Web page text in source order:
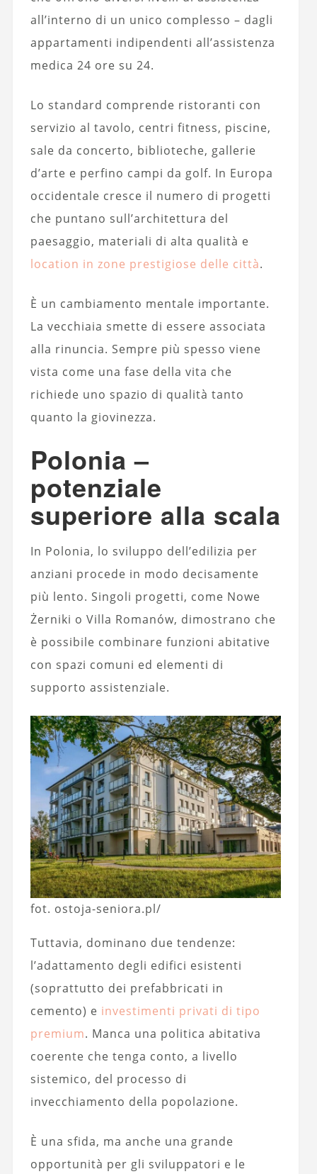
all’interno di un unico complesso – dagli
appartamenti indipendenti all’assistenza
medica 24 ore su 24.
Lo standard comprende ristoranti con
servizio al tavolo, centri fitness, piscine,
sale da concerto, biblioteche, gallerie
d’arte e perfino campi da golf. In Europa
occidentale cresce il numero di progetti
che puntano sull’architettura del
paesaggio, materiali di alta qualità e
location in zone prestigiose delle città.
È un cambiamento mentale importante.
La vecchiaia smette di essere associata
alla rinuncia. Sempre più spesso viene
vista come una fase della vita che
richiede uno spazio di qualità tanto
quanto la giovinezza.
Polonia –
potenziale
superiore alla scala
In Polonia, lo sviluppo dell’edilizia per
anziani procede in modo decisamente
più lento. Singoli progetti, come Nowe
Żerniki o Villa Romanów, dimostrano che
è possibile combinare funzioni abitative
con spazi comuni ed elementi di
supporto assistenziale.
fot. ostoja-seniora.pl/
Tuttavia, dominano due tendenze:
l’adattamento degli edifici esistenti
(soprattutto dei prefabbricati in
cemento) e investimenti privati di tipo
premium. Manca una politica abitativa
coerente che tenga conto, a livello
sistemico, del processo di
invecchiamento della popolazione.
È una sfida, ma anche una grande
opportunità per gli sviluppatori e le